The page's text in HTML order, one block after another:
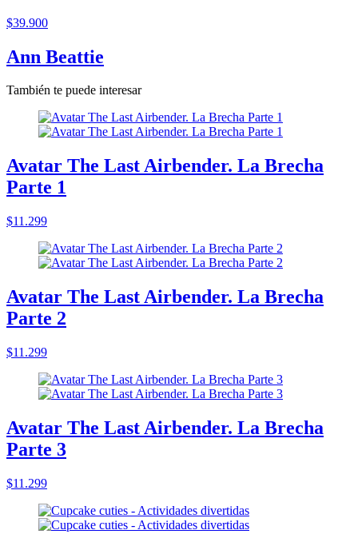
$39.900
Ann Beattie
También te puede interesar
Avatar The Last Airbender. La Brecha
Parte 1
$11.299
Avatar The Last Airbender. La Brecha
Parte 2
$11.299
Avatar The Last Airbender. La Brecha
Parte 3
$11.299